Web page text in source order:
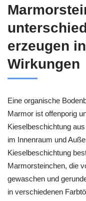
erzeugen
Wirkungen
Eine organische
Marmor ist offenporig
Kieselbeschichtung
im Innenraum und
Kieselbeschichtung
Marmorsteinchen, die
gewaschen und
in verschiedenen